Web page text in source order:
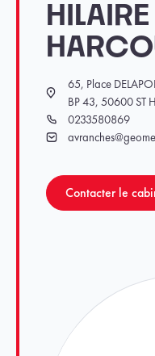
Localisation
65, Place
BP 43, 50600 ST
Téléphone
0233580869
Email
Contacter le